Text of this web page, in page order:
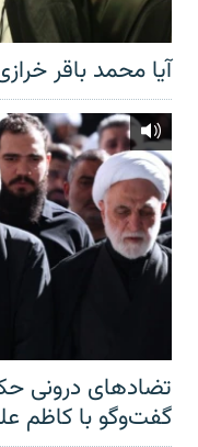
آیا محمد باقر
تضادهای درونی
گفت‌‌وگو با کاظم